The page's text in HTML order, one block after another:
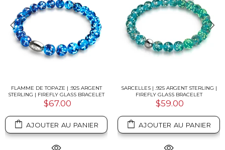
FLAMME DE TOPAZE | .925 ARGENT
STERLING | FIREFLY GLASS BRACELET
$67.00
AJOUTER AU PANIER
SARCELLES | .925 ARGENT STERLING |
FIREFLY GLASS BRACELET
$59.00
AJOUTER AU PANIER